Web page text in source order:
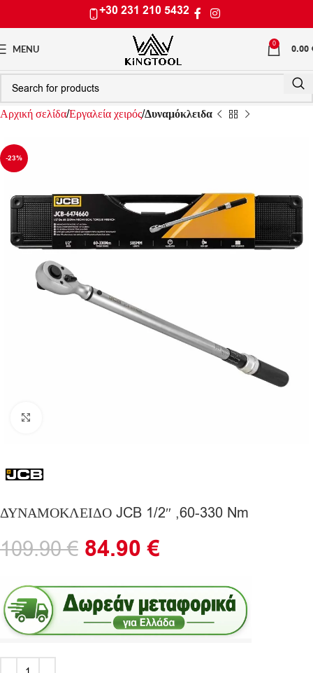
+30 231 210 5432
MENU 0 0.00
Αρχική σελίδαΕργαλεία χειρόςΔυναμόκλειδα
-23%
ΔΥΝΑΜΟΚΛΕΙΔΟ JCB 1/2″ ,60-330 Nm
109.90€ 84.90€